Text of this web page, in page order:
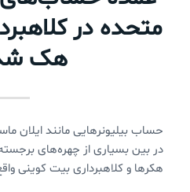
متحده در
هک
حساب بیلیونرهایی مانند
در بین بسیاری از چهره‌های
هکرها و کلاهبرداری بیت کوینی